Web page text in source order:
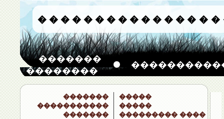
� � � � � � � � � � � � � � � �
�������
��������
�������
�����������
�������
�����
�����
��������� ����